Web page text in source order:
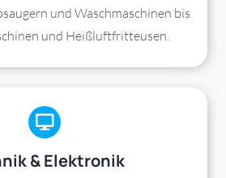
und Waschmaschinen bis
und Heißluftfritteusen.
& Elektronik